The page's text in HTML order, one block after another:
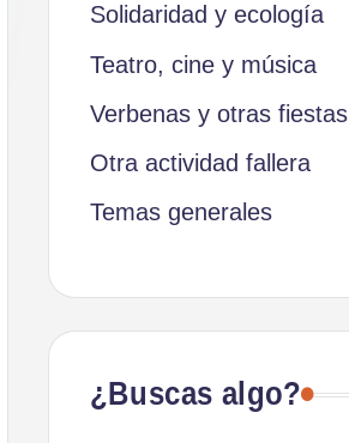
Solidaridad y ecología
Teatro, cine y música
Verbenas y otras fiestas
Otra actividad fallera
Temas generales
¿Buscas algo?